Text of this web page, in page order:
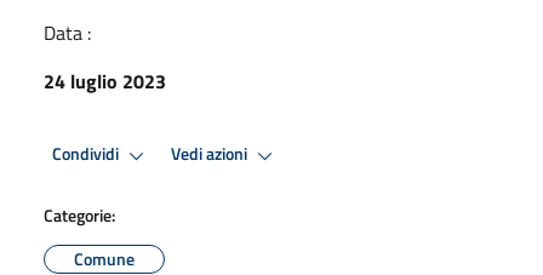
Data :
24 luglio 2023
Condividi Vedi azioni
Categorie:
Comune